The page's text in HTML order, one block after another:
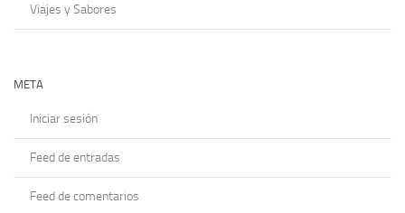
Viajes y Sabores
META
Iniciar sesión
Feed de entradas
Feed de comentarios